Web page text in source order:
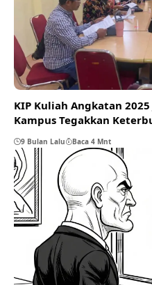
KIP Kuliah Angkatan
Kampus Tegakkan
9 Bulan Lalu Baca 4 Mnt